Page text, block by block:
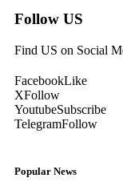
Follow US
Find US on Social
FacebookLike
XFollow
YoutubeSubscribe
TelegramFollow
Popular News